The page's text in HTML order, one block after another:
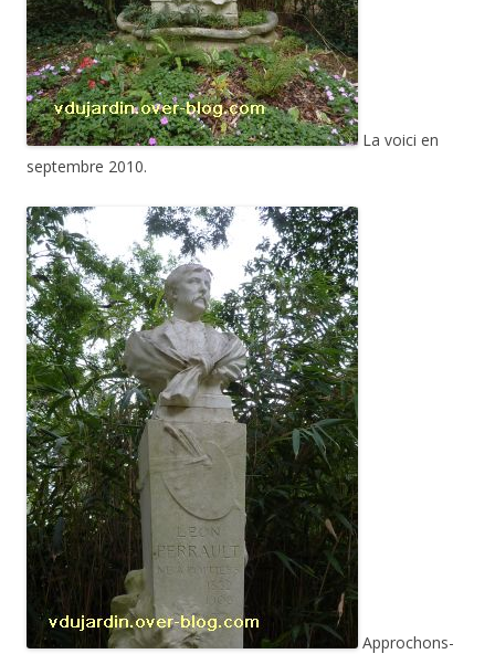
La voici en
septembre 2010.
Approchons-